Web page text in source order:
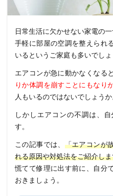
日常生活に欠かせない家電の
手軽に部屋の空調を整えられ
いるというご家庭も多いでしょ
エアコンが急に動かなくなる
りか体調を崩すことにもなり
人もいるのではないでしょうか
しかしエアコンの不調は、
す。
この記事では、 「エアコンが
れる原因や対処法をご紹介し
慌てて修理に出す前に、自分
おきましょう。